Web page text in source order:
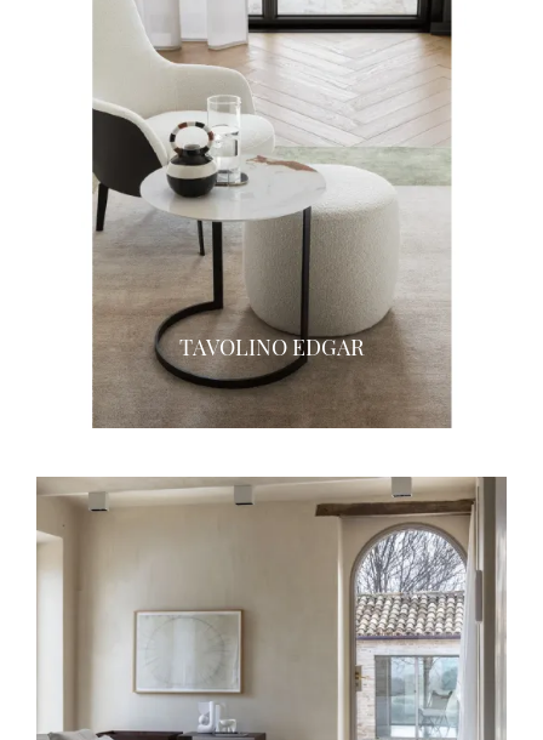
TAVOLINO EDGAR